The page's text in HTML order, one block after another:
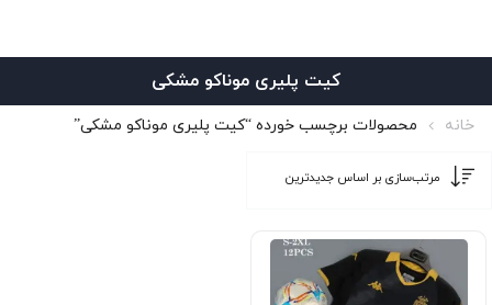
کیت پلیری موناکو مشکی
خانه محصولات برچسب خورده “کیت پلیری موناکو مشکی”